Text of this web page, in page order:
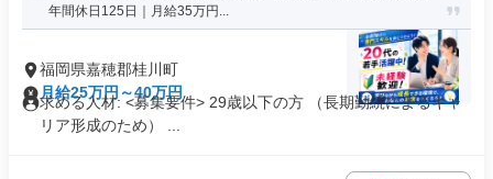
年間休日125日｜月給35万円...
福岡県嘉穂郡桂川町
月給25万円～40万円
求める人材: <募集要件> 29歳以下の方 （長期勤続によるキャ
リア形成のため） ...